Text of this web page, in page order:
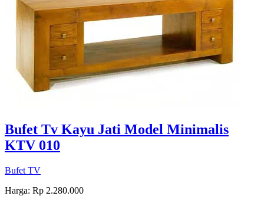
Bufet Tv Kayu Jati Model Minimalis
KTV 010
Bufet TV
Harga: Rp 2.280.000